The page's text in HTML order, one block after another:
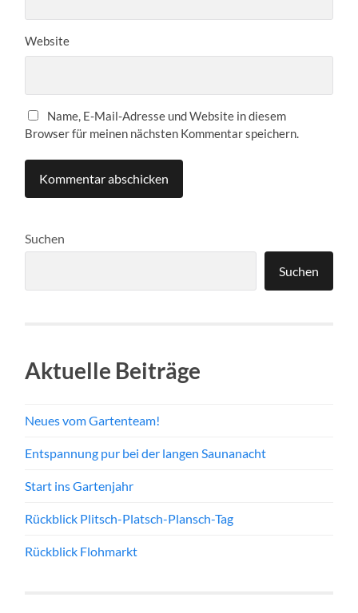
Website
Name, E-Mail-Adresse und Website in diesem
Browser für meinen nächsten Kommentar speichern.
Suchen
Suchen
Aktuelle Beiträge
Neues vom Gartenteam!
Entspannung pur bei der langen Saunanacht
Start ins Gartenjahr
Rückblick Plitsch-Platsch-Plansch-Tag
Rückblick Flohmarkt